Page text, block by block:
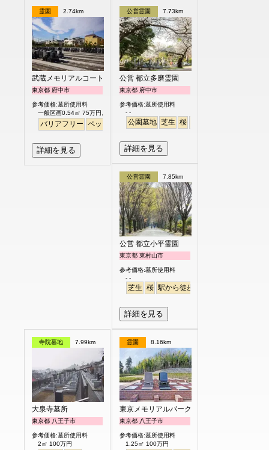
霊園 2.74km
武蔵メモリアルコート
東京都 府中市
参考価格:墓所使用料
一般区画0.54㎡ 75万円より
バリアフリー ペット 永代供養 個人・夫婦
詳細を見る
公営霊園 7.73km
公営 都立多磨霊園
東京都 府中市
参考価格:墓所使用料
- -
公園墓地 芝生 桜
詳細を見る
公営霊園 7.85km
公営 都立小平霊園
東京都 東村山市
参考価格:墓所使用料
- -
芝生 桜 駅から徒歩
詳細を見る
寺院墓地 7.99km
大泉寺墓所
東京都 八王子市
参考価格:墓所使用料
2㎡ 100万円
霊園 8.16km
東京メモリアルパーク
東京都 八王子市
参考価格:墓所使用料
1.25㎡ 100万円